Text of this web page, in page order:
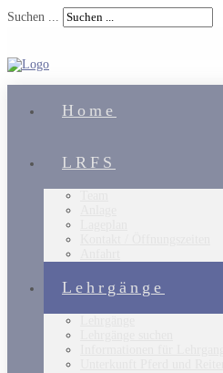
Suchen ...
Home
LRFS
Lehrgänge